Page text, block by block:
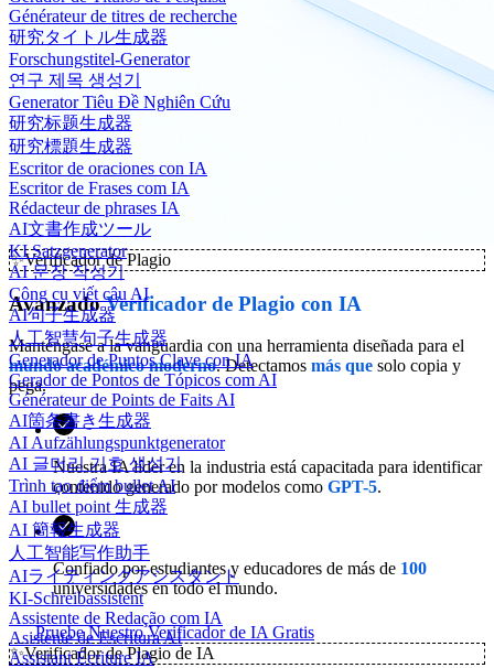
Générateur de titres de recherche
研究タイトル生成器
Forschungstitel-Generator
연구 제목 생성기
Generator Tiêu Đề Nghiên Cứu
研究标题生成器
研究標題生成器
Escritor de oraciones con IA
Escritor de Frases com IA
Rédacteur de phrases IA
AI文書作成ツール
KI Satzgenerator
AI 문장 작성기
Công cụ viết câu AI
AI句子生成器
人工智慧句子生成器
Generador de Puntos Clave con IA
Gerador de Pontos de Tópicos com AI
Générateur de Points de Faits AI
AI箇条書き生成器
AI Aufzählungspunktgenerator
AI 글머리 기호 생성기
Trình tạo điểm bullet AI
AI bullet point 生成器
AI 簡報生成器
人工智能写作助手
AIライティングアシスタント
KI-Schreibassistent
Assistente de Redação com IA
Asistente de Escritura AI
Assistant Écriture IA
✨Verificador de Plagio
AvanzadoVerificador de Plagio con IA
Manténgase a la vanguardia con una herramienta diseñada para el
mundo académico moderno. Detectamos más que solo copia y
pega.
Nuestra IA líder en la industria está capacitada para identificar
contenido generado por modelos como GPT-5.
Confiado por estudiantes y educadores de más de 100
universidades en todo el mundo.
Pruebe Nuestro Verificador de IA Gratis
✨Verificador de Plagio de IA